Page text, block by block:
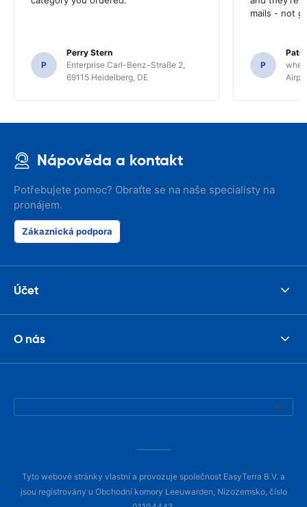
P
Perry Stern
Enterprise Carl-Benz-Straße 2,
69115 Heidelberg, DE
mails - not
P
Nápověda a kontakt
Potřebujete pomoc? Obraťte se na naše specialisty na
pronájem.
Zákaznická podpora
Účet
O nás
Tyto webové stránky vlastní a provozuje společnost EasyTerra B.V. a
jsou registrovány u Obchodní komory Leeuwarden, Nizozemsko, číslo